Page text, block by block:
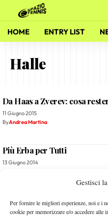
Gestisci
Per fornire le migliori esperienze, noi e i
cookie per memorizzare e/o accedere
HOME ENTRY LIST
Halle
Da Haas a Zverev: cosa
11 Giugno 2015
ByAndrea Martina
Più Erba per Tutti
13 Giugno 2014
By
Eccoli di nuovo
17 Giugno 2013